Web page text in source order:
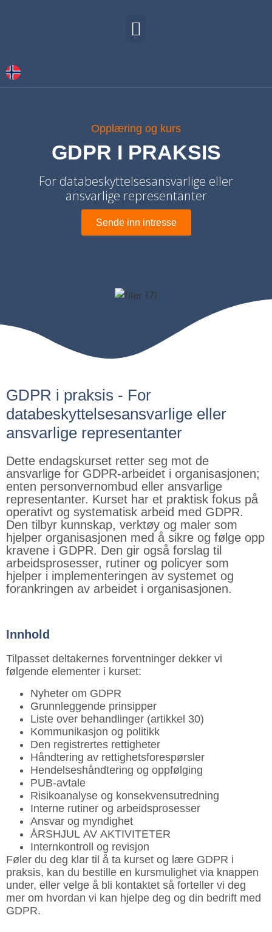
Opplæring og kurs
GDPR I PRAKSIS
For databeskyttelsesansvarlige eller
ansvarlige representanter
Sende inn intresse
GDPR i praksis - For
databeskyttelsesansvarlige eller
ansvarlige representanter
Dette endagskurset retter seg mot de
ansvarlige for GDPR-arbeidet i organisasjonen;
enten personvernombud eller ansvarlige
representanter. Kurset har et praktisk fokus på
operativt og systematisk arbeid med GDPR.
Den tilbyr kunnskap, verktøy og maler som
hjelper organisasjonen med å sikre og følge opp
kravene i GDPR. Den gir også forslag til
arbeidsprosesser, rutiner og policyer som
hjelper i implementeringen av systemet og
forankringen av arbeidet i organisasjonen.
Innhold
Tilpasset deltakernes forventninger dekker vi
følgende elementer i kurset:
Nyheter om GDPR
Grunnleggende prinsipper
Liste over behandlinger (artikkel 30)
Kommunikasjon og politikk
Den registrertes rettigheter
Håndtering av rettighetsforespørsler
Hendelseshåndtering og oppfølging
PUB-avtale
Risikoanalyse og konsekvensutredning
Interne rutiner og arbeidsprosesser
Ansvar og myndighet
ÅRSHJUL AV AKTIVITETER
Internkontroll og revisjon
Føler du deg klar til å ta kurset og lære GDPR i
praksis, kan du bestille en kursmulighet via knappen
under, eller velge å bli kontaktet så forteller vi deg
mer om hvordan vi kan hjelpe deg og din bedrift med
GDPR.